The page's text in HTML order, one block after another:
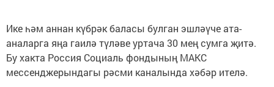
Ике һәм аннан күбрәк баласы булган эшләүче ата-
аналарга яңа гаилә түләве уртача 30 мең сумга җитә.
Бу хакта Россия Социаль фондының MАКС
мессенджерындагы рәсми каналында хәбәр ителә.